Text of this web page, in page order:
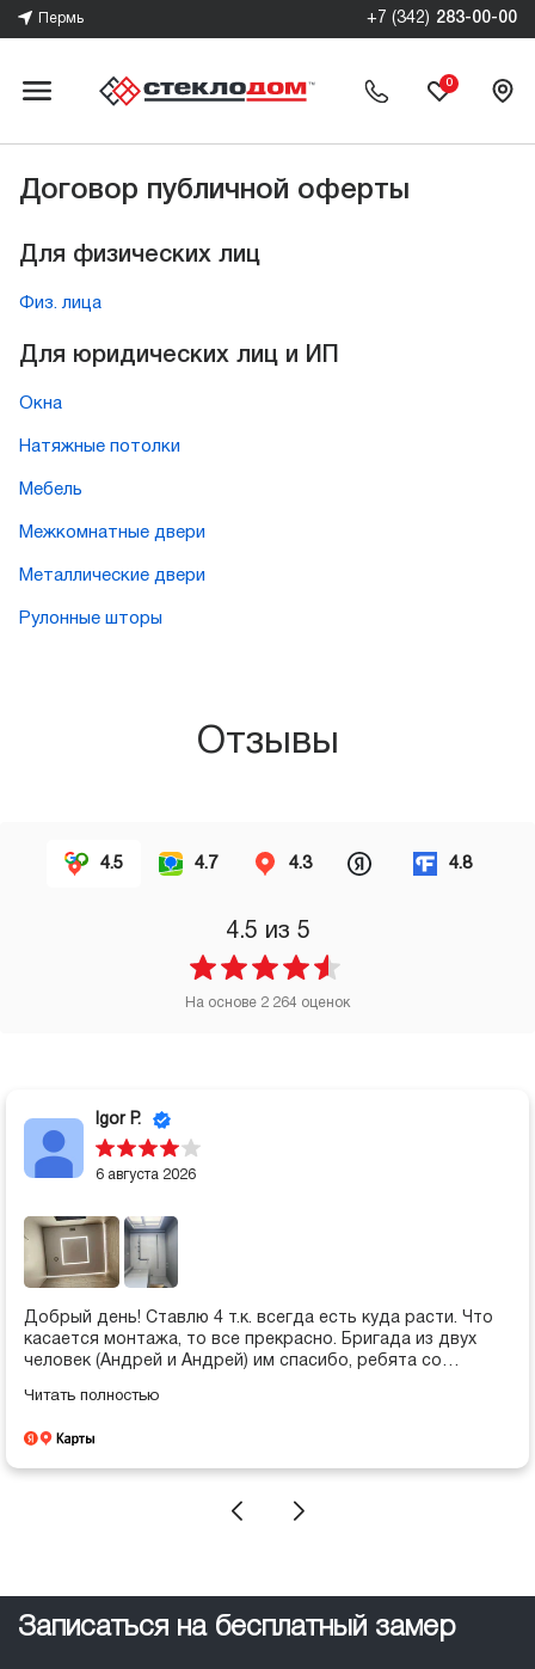
Пермь +7 (342) 283-00-00
0
Договор публичной оферты
Для физических лиц
Физ. лица
Для юридических лиц и ИП
Окна
Натяжные потолки
Мебель
Межкомнатные двери
Металлические двери
Рулонные шторы
Отзывы
4.5 4.7 4.3 4.8
4.5 из 5
На основе 2 264 оценок
Igor P.
6 августа 2026
Добрый день! Ставлю 4 т.к. всегда есть куда расти. Что
касается монтажа, то все прекрасно. Бригада из двух
человек (Андрей и Андрей) им спасибо, ребята со
Подход работы клиентоориентрованный. Что касается
каждый "чих" согласовывается, в общем бюрократия. Из
пожеланий заботиться не только о рейтингах, но и
Читать полностью
Записаться на бесплатный замер